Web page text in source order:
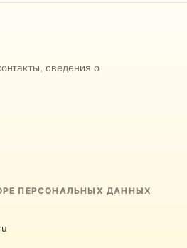
сведения о
ПЕРСОНАЛЬНЫХ ДАННЫХ